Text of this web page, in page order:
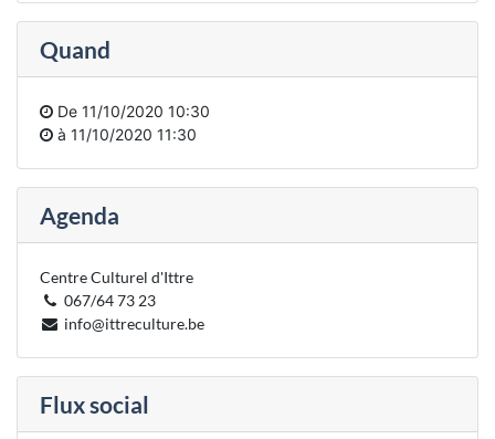
Quand
De 11/10/2020 10:30
à 11/10/2020 11:30
Agenda
Centre Culturel d'Ittre
067/64 73 23
info@ittreculture.be
Flux social